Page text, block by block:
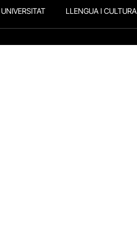
UNIVERSITAT LLENGUA I CULTURA